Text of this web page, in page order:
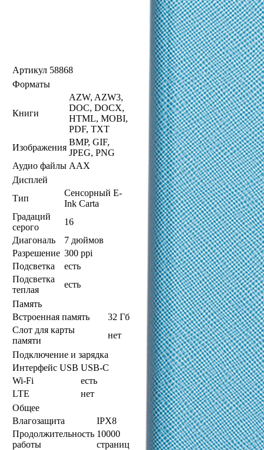
Артикул 58868
Форматы
Книги
AZW, AZW3,
DOC, DOCX,
HTML, MOBI,
PDF, TXT
Изображения
BMP, GIF,
JPEG, PNG
Аудио файлы AAX
Дисплей
Тип
Сенсорный E-
Ink Carta
Градаций
серого
16
Диагональ
7 дюймов
Разрешение 300 ppi
Подсветка
есть
Подсветка
теплая
есть
Память
Встроенная память
32 Гб
Слот для карты
памяти
нет
Подключение и зарядка
Интерфейс USB USB-C
Wi-Fi
есть
LTE
нет
Общее
Влагозащита
IPX8
Продолжительность
работы
10000
страниц